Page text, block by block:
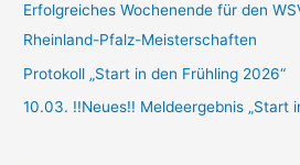
:
Erfolgreiches Wochenende für den
Rheinland-Pfalz-Meisterschaften
Protokoll „Start in den Frühling 2026“
10.03. !!Neues!! Meldeergebnis „Start